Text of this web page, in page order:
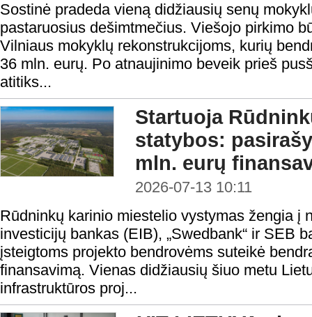
Sostinė pradeda vieną didžiausių senų
pastaruosius dešimtmečius. Viešojo pirkimo
Vilniaus mokyklų rekonstrukcijoms, kurių
36 mln. eurų. Po atnaujinimo beveik prieš
atitiks...
Startuoja
statybos:
mln. eurų
2026-07-13 10:11
Rūdninkų karinio miestelio vystymas žengia į
investicijų bankas (EIB), „Swedbank“ ir SEB
įsteigtoms projekto bendrovėms suteikė
finansavimą. Vienas didžiausių šiuo metu
infrastruktūros proj...